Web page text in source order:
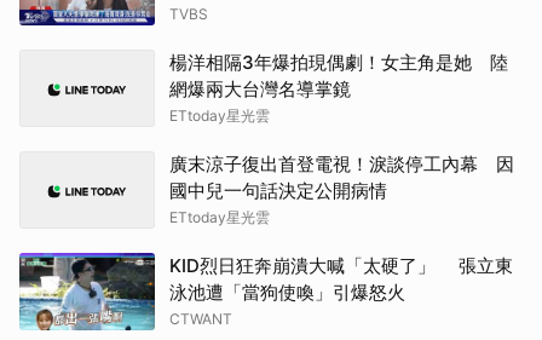
金宣
數
TVBS
楊洋相隔3年爆拍現偶劇！女主角是她 陸
網爆兩大台灣名導掌鏡
ETtoday星光雲
廣末涼子復出首登電視！淚談停工內幕 因
國中兒一句話決定公開病情
ETtoday星光雲
KID烈日狂奔崩潰大喊「太硬了」 張立東
泳池遭「當狗使喚」引爆怒火
CTWANT